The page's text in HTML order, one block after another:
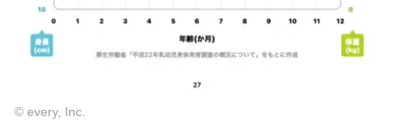
© every, Inc.